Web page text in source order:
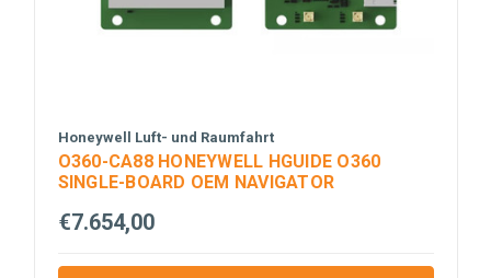
Honeywell Luft- und Raumfahrt
O360-CA88 HONEYWELL HGUIDE O360
SINGLE-BOARD OEM NAVIGATOR
€7.654,00